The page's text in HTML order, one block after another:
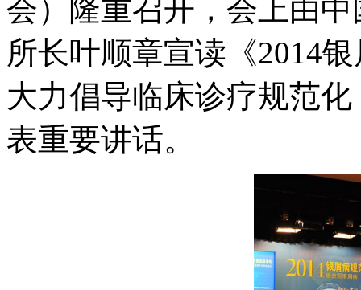
会）隆重召开，会上由
所长叶顺章宣读《2014
大力倡导临床诊疗规范
表重要讲话。